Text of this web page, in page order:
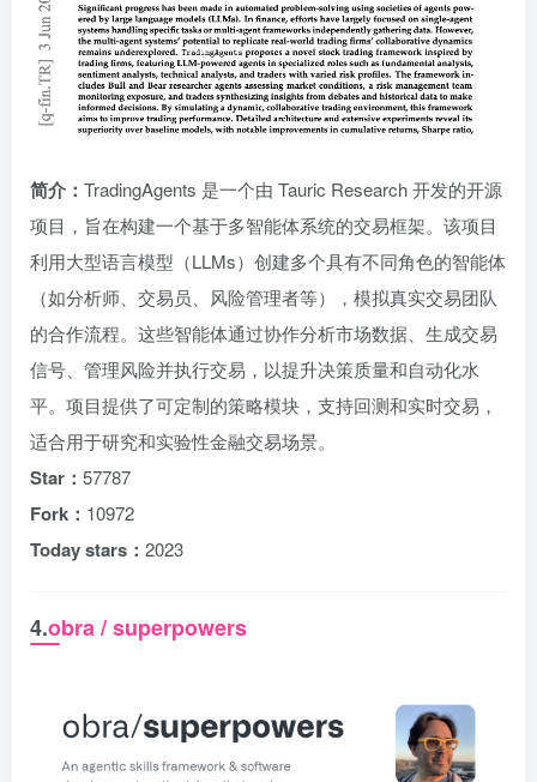
简介： TradingAgents 是一个由 Tauric Research 开发的开源
项目，旨在构建一个基于多智能体系统的交易框架。该项目
利用大型语言模型（LLMs）创建多个具有不同角色的智能体
（如分析师、交易员、风险管理者等），模拟真实交易团队
的合作流程。这些智能体通过协作分析市场数据、生成交易
信号、管理风险并执行交易，以提升决策质量和自动化水
平。项目提供了可定制的策略模块，支持回测和实时交易，
适合用于研究和实验性金融交易场景。
Star： 57787
Fork： 10972
Today stars： 2023
4.obra / superpowers